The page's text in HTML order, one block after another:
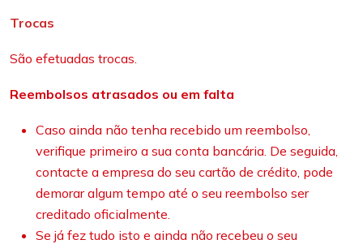
Trocas
São efetuadas trocas.
Reembolsos atrasados ou em falta
Caso ainda não tenha recebido um reembolso,
verifique primeiro a sua conta bancária. De seguida,
contacte a empresa do seu cartão de crédito, pode
demorar algum tempo até o seu reembolso ser
creditado oficialmente.
Se já fez tudo isto e ainda não recebeu o seu